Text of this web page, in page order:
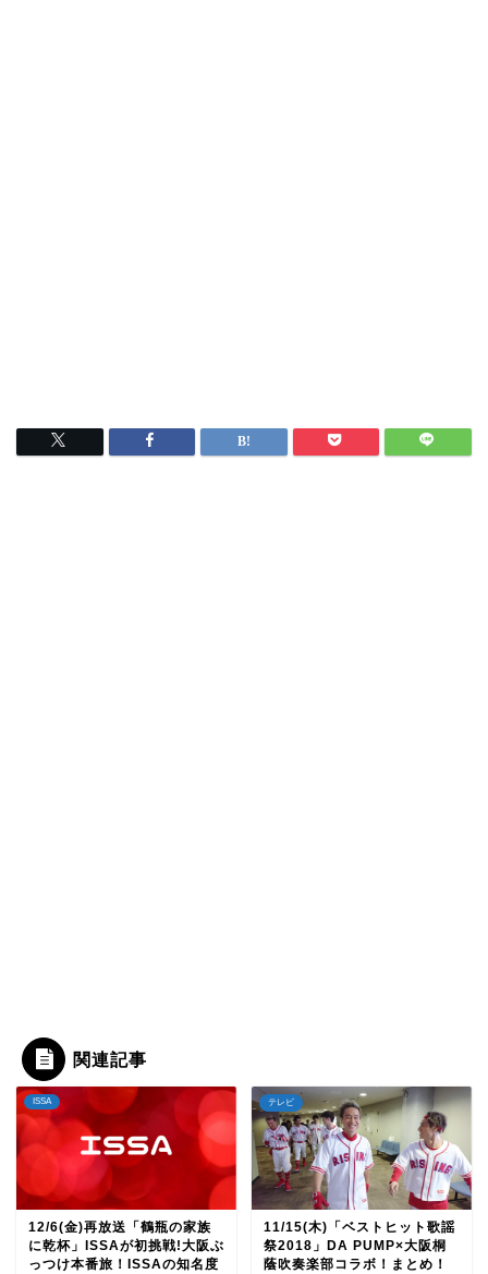
関連記事
ISSA
12/6(金)再放送「鶴瓶の家族
に乾杯」ISSAが初挑戦!大阪ぶ
っつけ本番旅！ISSAの知名度
テレビ
11/15(木)「ベストヒット歌謡
祭2018」DA PUMP×大阪桐
蔭吹奏楽部コラボ！まとめ！